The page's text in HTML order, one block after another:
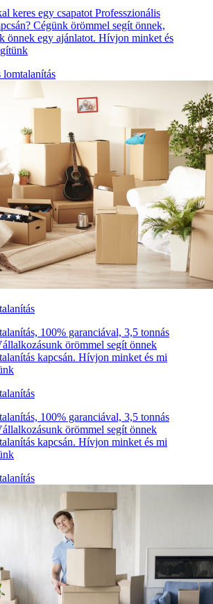
keres egy csapatot Professzionális
Cégünk örömmel segít önnek,
önnek egy ajánlatot. Hívjon minket és
lomtalanítás
100% garanciával, 3,5 tonnás
örömmel segít önnek
kapcsán. Hívjon minket és mi
100% garanciával, 3,5 tonnás
örömmel segít önnek
kapcsán. Hívjon minket és mi